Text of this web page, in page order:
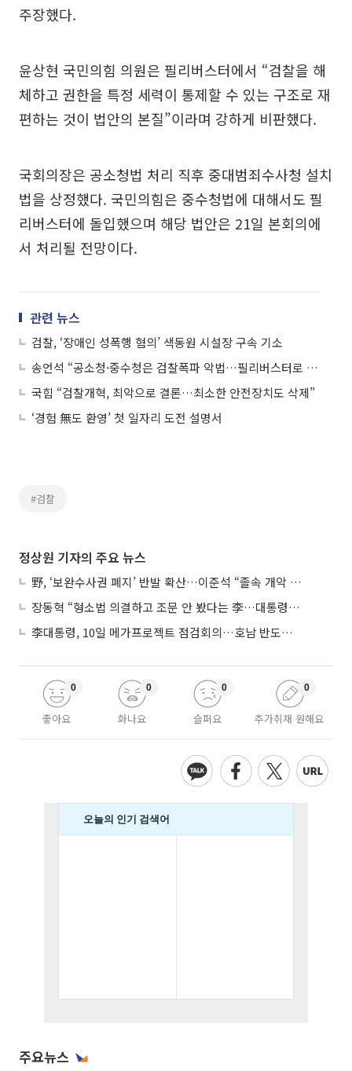
주장했다.
윤상현 국민의힘 의원은 필리버스터에서 “검찰을 해
체하고 권한을 특정 세력이 통제할 수 있는 구조로 재
편하는 것이 법안의 본질”이라며 강하게 비판했다.
국회의장은 공소청법 처리 직후 중대범죄수사청 설치
법을 상정했다. 국민의힘은 중수청법에 대해서도 필
리버스터에 돌입했으며 해당 법안은 21일 본회의에
서 처리될 전망이다.
관련 뉴스
검찰, ‘장애인 성폭행 혐의’ 색동원 시설장 구속 기소
송언석 “공소청·중수청은 검찰폭파 악법…필리버스터로 저지”
국힘 “검찰개혁, 최악으로 결론…최소한 안전장치도 삭제”
‘경험 無도 환영’ 첫 일자리 도전 설명서
#검찰
정상원 기자의 주요 뉴스
野, ‘보완수사권 폐지’ 반발 확산…이준석 “졸속 개악 입법”
장동혁 “형소법 의결하고 조문 안 봤다는 李…대통령 맞나”
李대통령, 10일 메가프로젝트 점검회의…호남 반도체 속도전
좋아요
0
화나요
0
슬퍼요
0
추가취재 원해요
0
주요뉴스